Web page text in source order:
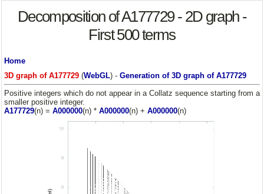
Decomposition of A177729 - 2D graph -
First 500 terms
Home
3D graph of A177729(WebGL) - Generation of 3D graph of A177729
Positive integers which do not appear in a Collatz sequence starting from a
smaller positive integer.
A177729(n) = A000000(n) * A000000(n) + A000000(n)